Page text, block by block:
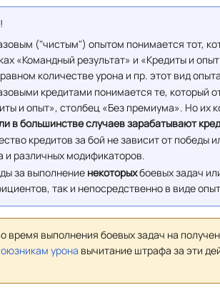
("чистым") опытом понимается тот,
«Командный результат» и «Кредиты и
количестве урона и пр. этот вид
кредитами понимается те, который
и опыт», столбец «Без премиума». Но их
в большинстве случаев зарабатывают
кредитов за бой не зависит от
и различных модификаторов.
за выполнение некоторыхбоевых задач
так и непосредственно в виде
время выполнения боевых задач на
урона вычитание штрафа за эти